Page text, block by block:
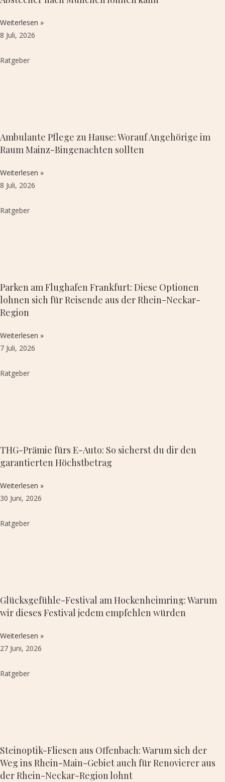
Weiterlesen »
8 Juli, 2026
Ratgeber
Ambulante Pflege zu Hause: Worauf Angehörige im
Raum Mainz-Bingenachten sollten
Weiterlesen »
8 Juli, 2026
Ratgeber
Parken am Flughafen Frankfurt: Diese Optionen
lohnen sich für Reisende aus der Rhein-Neckar-
Region
Weiterlesen »
7 Juli, 2026
Ratgeber
THG-Prämie fürs E-Auto: So sicherst du dir den
garantierten Höchstbetrag
Weiterlesen »
30 Juni, 2026
Ratgeber
Glücksgefühle-Festival am Hockenheimring: Warum
wir dieses Festival jedem empfehlen würden
Weiterlesen »
27 Juni, 2026
Ratgeber
Steinoptik-Fliesen aus Offenbach: Warum sich der
Weg ins Rhein-Main-Gebiet auch für Renovierer aus
der Rhein-Neckar-Region lohnt